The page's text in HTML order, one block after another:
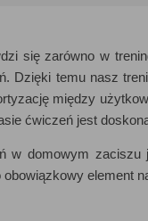
się zarówno w
Dzięki temu nasz
między
ćwiczeń jest
w domowym
element